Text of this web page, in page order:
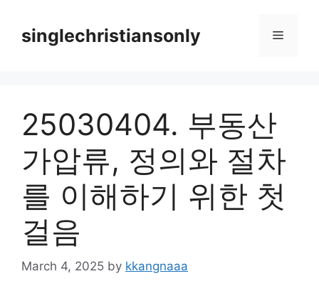
contentsinglechristiansonly Menu
25030404. 부동산
가압류, 정의와 절차
를 이해하기 위한 첫
걸음
March 4, 2025 by kkangnaaa